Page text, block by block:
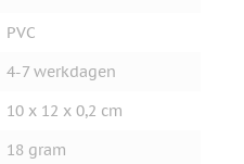
PVC
4-7 werkdagen
10 x 12 x 0,2 cm
18 gram